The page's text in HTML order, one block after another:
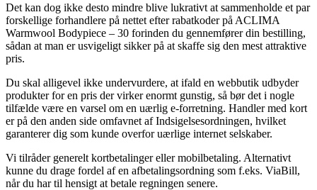
Det kan dog ikke desto mindre blive lukrativt at sammenholde et par
forskellige forhandlere på nettet efter rabatkoder på ACLIMA
Warmwool Bodypiece – 30 forinden du gennemfører din bestilling,
sådan at man er usvigeligt sikker på at skaffe sig den mest attraktive
pris.
Du skal alligevel ikke undervurdere, at ifald en webbutik udbyder
produkter for en pris der virker enormt gunstig, så bør det i nogle
tilfælde være en varsel om en uærlig e-forretning. Handler med kort
er på den anden side omfavnet af Indsigelsesordningen, hvilket
garanterer dig som kunde overfor uærlige internet selskaber.
Vi tilråder generelt kortbetalinger eller mobilbetaling. Alternativt
kunne du drage fordel af en afbetalingsordning som f.eks. ViaBill,
når du har til hensigt at betale regningen senere.